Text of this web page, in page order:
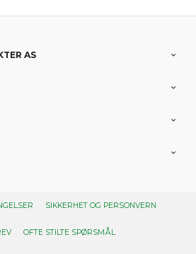
AS
SIKKERHET OG PERSONVERN
OFTE STILTE SPØRSMÅL